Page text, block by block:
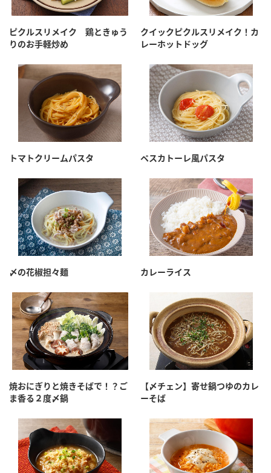
ピクルスリメイク 鶏ときゅう
りのお手軽炒め
クイックピクルスリメイク！カ
レーホットドッグ
トマトクリームパスタ ペスカトーレ風パスタ
〆の花椒担々麺 カレーライス
焼おにぎりと焼きそばで！？ご
ま香る２度〆鍋
【〆チェン】寄せ鍋つゆのカレ
ーそば